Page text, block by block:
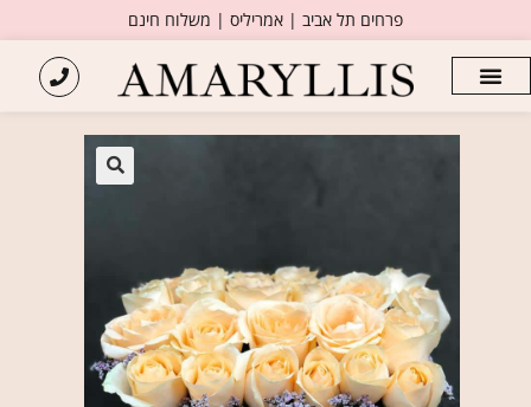
פרחים תל אביב | אמריליס | משלוח חינם